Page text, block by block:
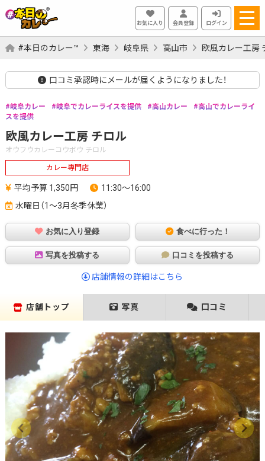
お気に入り 会員登録 ログイン
#本日のカレー™ 東海 岐阜県 高山市 欧風カレー工房
口コミ承認時にメールが届くようになりました！
岐阜カレー 岐阜でカレーライスを提供 高山カレー
高山でカレーライ
スを提供
欧風カレー工房 チロル
オウフウカレーコウボウ チロル
カレー専門店
平均予算 1,350円
11:30～16:00
水曜日（1～3月冬季休業）
お気に入り登録 食べに行った！
写真を投稿する 口コミを投稿する
店舗情報の詳細はこちら
店舗トップ 写真 口コミ